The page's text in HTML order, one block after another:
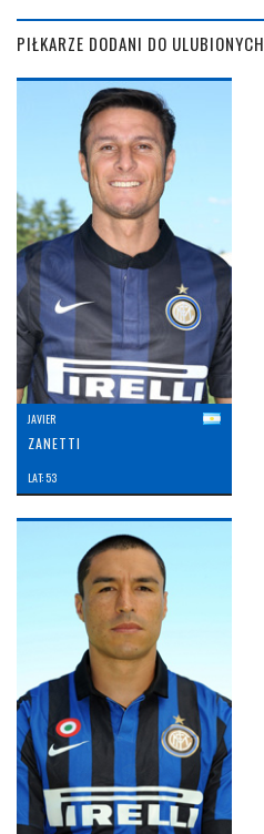
PIŁKARZE DODANI DO ULUBIONYCH
JAVIER
ZANETTI
LAT: 53